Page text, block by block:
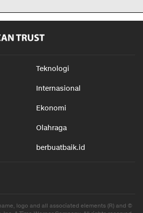
Teknologi
Internasional
Ekonomi
Olahraga
berbuatbaik.id
logo and all associated elements (R) and ©